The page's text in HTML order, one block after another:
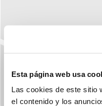
Esta página web usa
Las cookies de este sitio
el contenido y los